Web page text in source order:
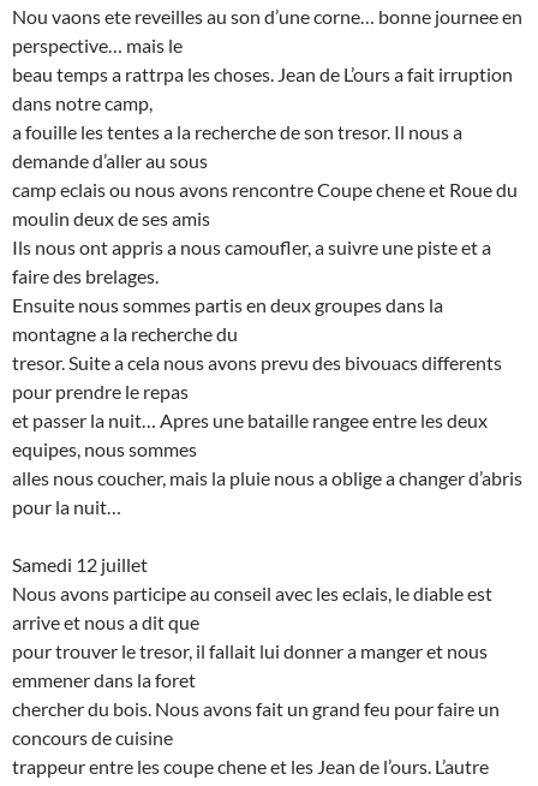
Nou vaons ete reveilles au son d’une corne… bonne journee en
perspective… mais le
beau temps a rattrpa les choses. Jean de L’ours a fait irruption
dans notre camp,
a fouille les tentes a la recherche de son tresor. Il nous a
demande d’aller au sous
camp eclais ou nous avons rencontre Coupe chene et Roue du
moulin deux de ses amis
Ils nous ont appris a nous camoufler, a suivre une piste et a
faire des brelages.
Ensuite nous sommes partis en deux groupes dans la
montagne a la recherche du
tresor. Suite a cela nous avons prevu des bivouacs differents
pour prendre le repas
et passer la nuit… Apres une bataille rangee entre les deux
equipes, nous sommes
alles nous coucher, mais la pluie nous a oblige a changer d’abris
pour la nuit…
Samedi 12 juillet
Nous avons participe au conseil avec les eclais, le diable est
arrive et nous a dit que
pour trouver le tresor, il fallait lui donner a manger et nous
emmener dans la foret
chercher du bois. Nous avons fait un grand feu pour faire un
concours de cuisine
trappeur entre les coupe chene et les Jean de l’ours. L’autre